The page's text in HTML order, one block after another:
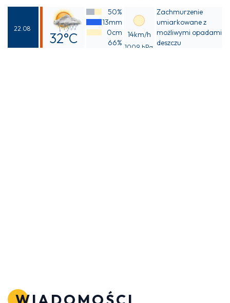
38°C
22.08
32°C
50%
13mm
0cm
66%
14km/h
1009 hPa
Zachmurzenie
umiarkowane z
możliwymi opadami
deszczu